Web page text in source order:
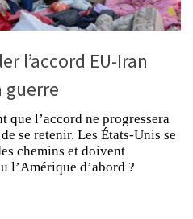
l’accord EU-Iran
guerre
que l’accord ne progressera
se retenir. Les États-Unis se
chemins et doivent
l’Amérique d’abord ?